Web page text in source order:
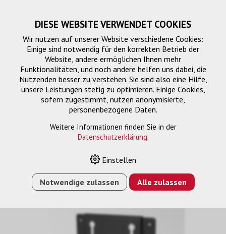
Montagelösung
MONTAGELÖSUNG
DIESE WEBSITE VERWENDET COOKIES
Wir nutzen auf unserer Website verschiedene Cookies:
Einige sind notwendig für den korrekten Betrieb der
Website, andere ermöglichen Ihnen mehr
Funktionalitäten, und noch andere helfen uns dabei, die
Nutzenden besser zu verstehen. Sie sind also eine Hilfe,
unsere Leistungen stetig zu optimieren. Einige Cookies,
sofern zugestimmt, nutzen anonymisierte,
personenbezogene Daten.
Weitere Informationen finden Sie in der
Datenschutzerklärung.
Einstellen
Notwendige zulassen Alle zulassen